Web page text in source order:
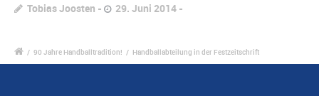
Tobias Joosten 29. Juni 2014
/ 90 Jahre Handballtradition! / Handballabteilung in der Festzeitschrift